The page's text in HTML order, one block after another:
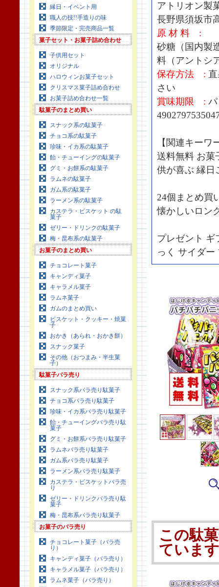
縁日・イベント用
職人の技!!手造りの味
季節限定・完売商品一覧
菓子セット・お菓子詰め合わせ
子供用セット
オリジナル
ハロウィンお菓子セット
クリスマス菓子詰め合わせ
お菓子詰め合わせ一覧
駄菓子のまとめ買い
スナック系の駄菓子
チョコ系の駄菓子
珍味・イカ系の駄菓子
飴・チューイングの駄菓子
グミ・お餅系の駄菓子
ラムネの駄菓子
ガム系の駄菓子
ラーメン系の駄菓子
カステラ・ビスケット の駄
菓子
ゼリー・ドリンクの駄菓子
梅・昆布系の駄菓子
お菓子のまとめ買い
チョコレート菓子
キャンディ菓子
キャラメル菓子
ラムネ菓子
ガムのまとめ買い
ビスケット・クッキー・焼菓
子
おかき（あられ・おかき餅）
スナック菓子
その他（おつまみ・半生菓
子）
駄菓子バラ売り
スナック系バラ売り駄菓子
チョコ系バラ売り駄菓子
珍味・イカ系バラ売り駄菓子
飴・チューイングバラ売り駄
菓子
グミ・お餅系バラ売り駄菓子
ラムネバラ売り駄菓子
ガム系バラ売り駄菓子
ラーメン系バラ売り駄菓子
カステラ・ビスケットバラ売
り
ゼリー・ドリンクバラ売り駄
菓子
梅・昆布系バラ売り駄菓子
お菓子のバラ売り
チョコレート菓子（バラ売
り）
キャンディ菓子（バラ売り）
キャラメル菓子（バラ売り）
ラムネ菓子（バラ売り）
アトリオン製
長野県須坂市
原 材 料 :
砂糖（国内製
料（アントシ
保存方法 :
さい
賞味期限 :
【関連キーワ
送料無料 お菓
供が喜ぶ 縁日
24個まとめ買
懐かしいロン
プレゼント ギ
っく サイダー
この駄
ていま